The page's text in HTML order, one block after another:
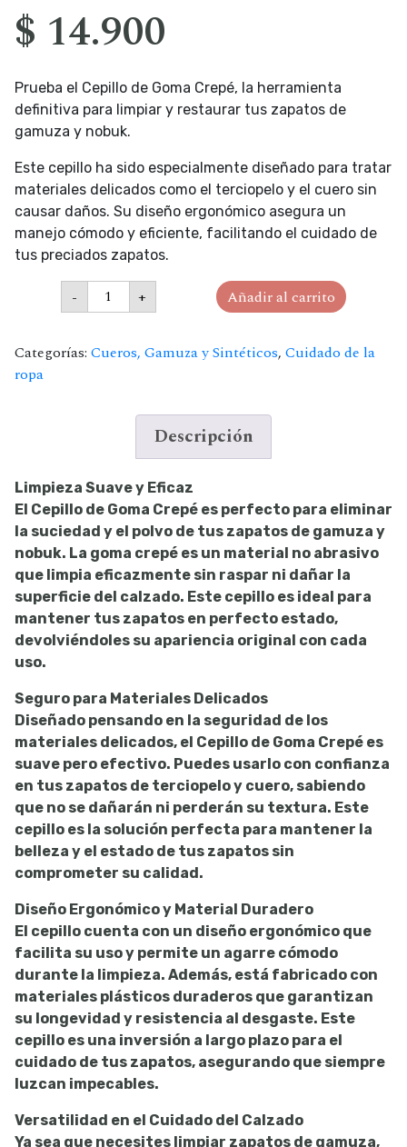
$ 14.900
Prueba el Cepillo de Goma Crepé, la herramienta
definitiva para limpiar y restaurar tus zapatos de
gamuza y nobuk.
Este cepillo ha sido especialmente diseñado para tratar
materiales delicados como el terciopelo y el cuero sin
causar daños. Su diseño ergonómico asegura un
manejo cómodo y eficiente, facilitando el cuidado de
tus preciados zapatos.
- Cepillo
Goma
Zapatos
cantidad
+ Añadir al carrito
Categorías: Cueros, Gamuza y Sintéticos, Cuidado de la
ropa
Descripción
Limpieza Suave y Eficaz
El Cepillo de Goma Crepé es perfecto para eliminar
la suciedad y el polvo de tus zapatos de gamuza y
nobuk. La goma crepé es un material no abrasivo
que limpia eficazmente sin raspar ni dañar la
superficie del calzado. Este cepillo es ideal para
mantener tus zapatos en perfecto estado,
devolviéndoles su apariencia original con cada
uso.
Seguro para Materiales Delicados
Diseñado pensando en la seguridad de los
materiales delicados, el Cepillo de Goma Crepé es
suave pero efectivo. Puedes usarlo con confianza
en tus zapatos de terciopelo y cuero, sabiendo
que no se dañarán ni perderán su textura. Este
cepillo es la solución perfecta para mantener la
belleza y el estado de tus zapatos sin
comprometer su calidad.
Diseño Ergonómico y Material Duradero
El cepillo cuenta con un diseño ergonómico que
facilita su uso y permite un agarre cómodo
durante la limpieza. Además, está fabricado con
materiales plásticos duraderos que garantizan
su longevidad y resistencia al desgaste. Este
cepillo es una inversión a largo plazo para el
cuidado de tus zapatos, asegurando que siempre
luzcan impecables.
Versatilidad en el Cuidado del Calzado
Ya sea que necesites limpiar zapatos de gamuza,